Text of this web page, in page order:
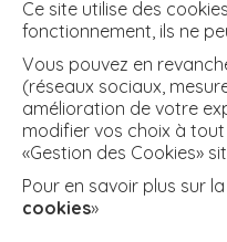
Ce site utilise des
fonctionnement, ils ne
Vous pouvez en
(réseaux sociaux,
amélioration de votre
modifier vos choix à
«Gestion des Cookies»
Pour en savoir plus sur la
cookies»
t
i
+ DE
facebook twitter